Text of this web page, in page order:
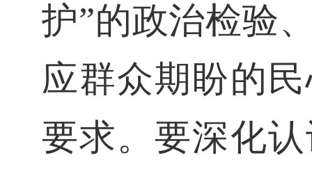
护”的政治检验
应群众期盼的
要求。要深化